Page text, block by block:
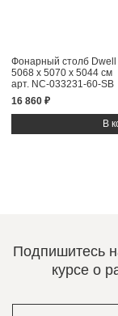
Фонарный столб Dwell
5068 x 5070 x 5044 см
арт. NC-033231-60-SB
16 860 ₽
Подпишитесь
курсе о